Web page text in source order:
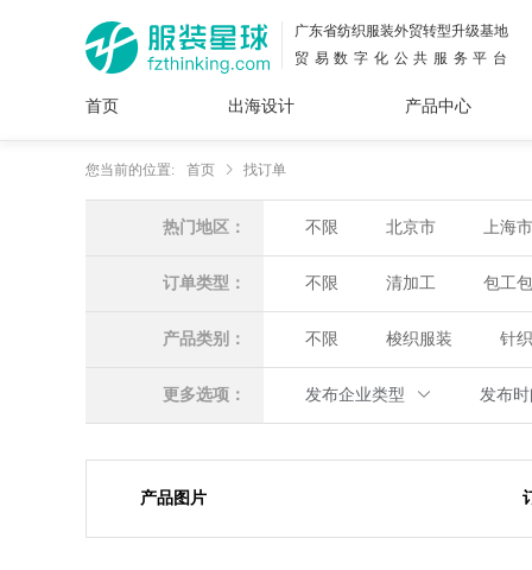
广东省纺织服装外贸转型升级基地
贸易数字化公共服务平台
首页 出海设计
面料
插画
服装
产品中心
您当前的位置: 首页 找订单
热门地区： 不限 北京市 上海市
订单类型： 不限 清加工 包工
产品类别： 不限 梭织服装 针
更多选项： 发布企业类型 发布
产品图片